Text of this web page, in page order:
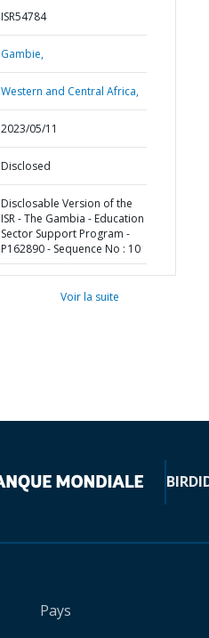
ISR54784
Gambie,
Western and Central Africa,
2023/05/11
Disclosed
Disclosable Version of the
ISR - The Gambia - Education
Sector Support Program -
P162890 - Sequence No : 10
Voir la suite
BIRD
Pays